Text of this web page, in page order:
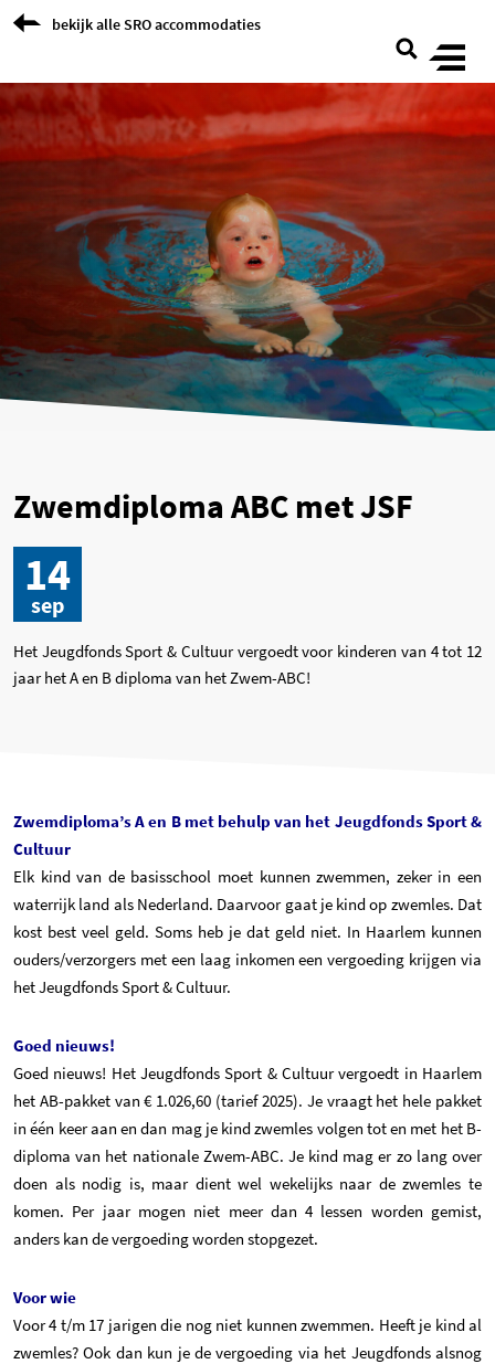
bekijk alle SRO accommodaties
Zwemdiploma ABC met JSF
14
sep
Het Jeugdfonds Sport & Cultuur vergoedt voor kinderen van 4 tot 12
jaar het A en B diploma van het Zwem-ABC!
Zwemdiploma’s A en B met behulp van het Jeugdfonds Sport &
Cultuur
Elk kind van de basisschool moet kunnen zwemmen, zeker in een
waterrijk land als Nederland. Daarvoor gaat je kind op zwemles. Dat
kost best veel geld. Soms heb je dat geld niet. In Haarlem kunnen
ouders/verzorgers met een laag inkomen een vergoeding krijgen via
het Jeugdfonds Sport & Cultuur.
Goed nieuws!
Goed nieuws! Het Jeugdfonds Sport & Cultuur vergoedt in Haarlem
het AB-pakket van € 1.026,60 (tarief 2025). Je vraagt het hele pakket
in één keer aan en dan mag je kind zwemles volgen tot en met het B-
diploma van het nationale Zwem-ABC. Je kind mag er zo lang over
doen als nodig is, maar dient wel wekelijks naar de zwemles te
komen. Per jaar mogen niet meer dan 4 lessen worden gemist,
anders kan de vergoeding worden stopgezet.
Voor wie
Voor 4 t/m 17 jarigen die nog niet kunnen zwemmen. Heeft je kind al
zwemles? Ook dan kun je de vergoeding via het Jeugdfonds alsnog